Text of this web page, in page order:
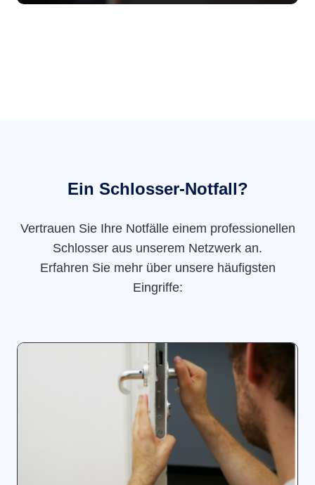
Ein Schlosser-Notfall?
Vertrauen Sie Ihre Notfälle einem professionellen
Schlosser aus unserem Netzwerk an.
Erfahren Sie mehr über unsere häufigsten
Eingriffe: